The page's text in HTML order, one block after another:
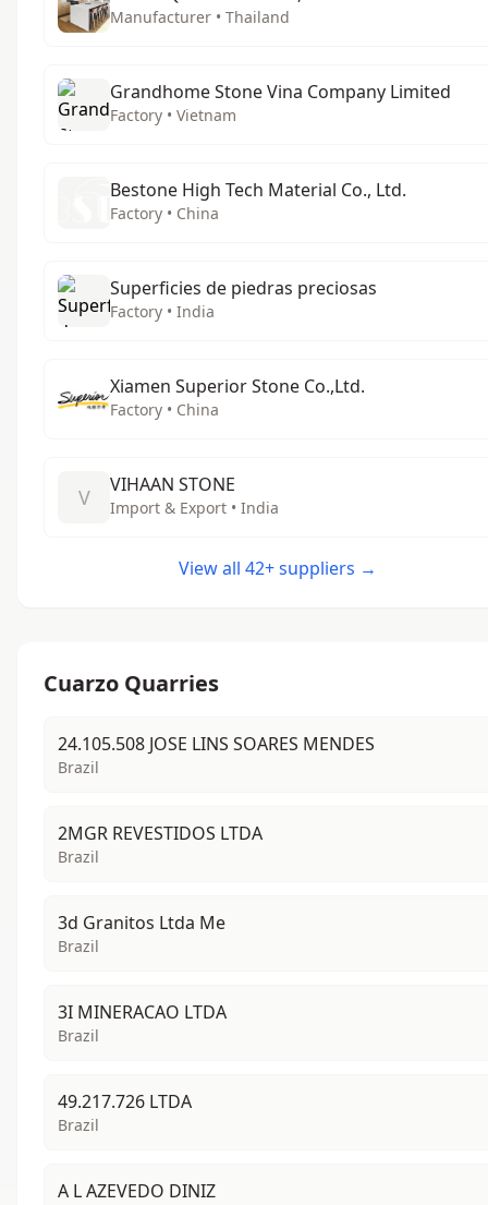
Manufacturer • Thailand
Grandhome Stone Vina Company Limited
Factory • Vietnam
Bestone High Tech Material Co., Ltd.
Factory • China
Superficies de piedras preciosas
Factory • India
Xiamen Superior Stone Co.,Ltd.
Factory • China
V VIHAAN STONE
Import & Export • India
View all 42+ suppliers →
Cuarzo Quarries
24.105.508 JOSE LINS SOARES MENDES
Brazil
2MGR REVESTIDOS LTDA
Brazil
3d Granitos Ltda Me
Brazil
3I MINERACAO LTDA
Brazil
49.217.726 LTDA
Brazil
A L AZEVEDO DINIZ